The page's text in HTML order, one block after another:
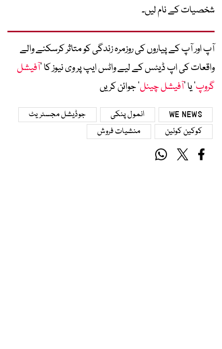
شخصیات کے نام لیں۔
آپ اور آپ کے پیاروں کی روزمرہ زندگی کو متاثر کرسکنے والے
واقعات کی اپ ڈیٹس کے لیے واٹس ایپ پر وی نیوز کا ’آفیشل
گروپ‘ یا ’آفیشل چینل‘ جوائن کریں
WE NEWS انمول پنکی
جوڈیشل مجسٹریٹ
کوکین کوئین
منشیات فروش